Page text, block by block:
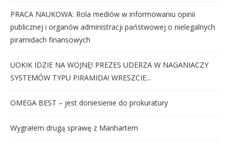
PRACA NAUKOWA: Rola mediów w informowaniu opinii
publicznej i organów administracji państwowej o nielegalnych
piramidach finansowych
UOKIK IDZIE NA WOJNĘ! PREZES UDERZA W NAGANIACZY
SYSTEMÓW TYPU PIRAMIDA! WRESZCIE...
OMEGA BEST – jest doniesienie do prokuratury
Wygrałem drugą sprawę z Manhartem